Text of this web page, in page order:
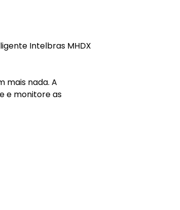
Intelbras MHDX
mais nada. A
e monitore as